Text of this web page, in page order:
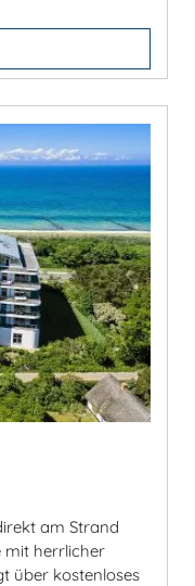
am Strand
mit herrlicher
über kostenloses